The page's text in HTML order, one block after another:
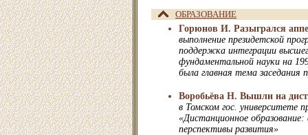
ОБРАЗОВАНИЕ
Горюнов И. Разыгрался
выполнение президетской
поддержка интеграции
фундаментальной науки на
была главная тема заседания
Воробьёва Н. Вышли на
в Томском гос. университете
«Дистанционное
перспективы развития»